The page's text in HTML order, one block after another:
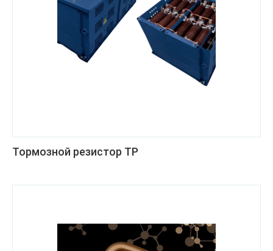
Тормозной резистор ТР